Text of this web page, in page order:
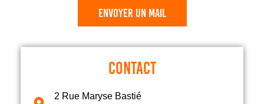
envoyer un mail
CONTACT
2 Rue Maryse Bastié